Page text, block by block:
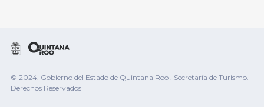
© 2024. Gobierno del Estado de Quintana Roo . Secretaría de Turismo.
Derechos Reservados